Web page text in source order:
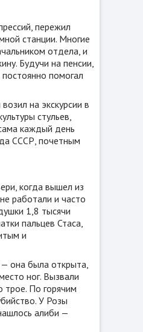
пережил
станции. Многие
отдела, и
Будучи на пенсии,
помогал
на экскурсии в
стульев,
каждый день
СССР, почетным
когда вышел из
работали и часто
1,8 тысячи
пальцев Стаса,
и
— она была открыта,
ног. Вызвали
По горячим
У Розы
алиби —